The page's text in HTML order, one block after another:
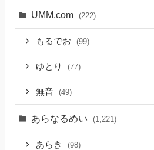
UMM.com (222)
もるでお (99)
ゆとり (77)
無音 (49)
あらなるめい (1,221)
あらき (98)